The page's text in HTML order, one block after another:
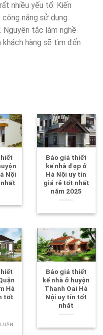
nhiều yếu tố: Kiến
năng sử dụng
Nguyên tắc làm nghề
khách hàng sẽ tìm đến
Nội
Báo giá thiết
kế nhà đẹp ở
Hà Nội uy tín
giá rẻ tốt nhất
năm 2025
Hà
tốt
Báo giá thiết
kế nhà ở huyện
Thanh Oai Hà
Nội uy tín tốt
nhất